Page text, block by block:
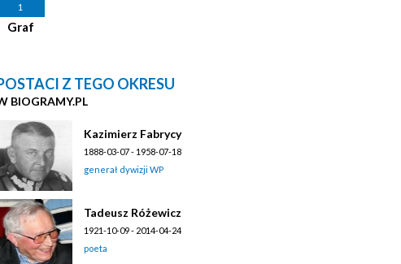
1
Graf
Z TEGO OKRESU
BIOGRAMY.PL
Kazimierz Fabrycy
1888-03-07 - 1958-07-18
generał dywizji WP
Tadeusz Różewicz
1921-10-09 - 2014-04-24
poeta